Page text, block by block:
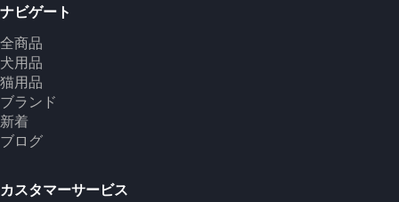
ナビゲート
全商品
犬用品
猫用品
ブランド
新着
ブログ
カスタマーサービス